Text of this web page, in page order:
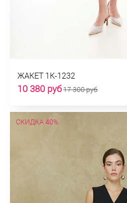
ЖАКЕТ 1К-1232
10 380 руб17 300 руб
СКИДКА 40%